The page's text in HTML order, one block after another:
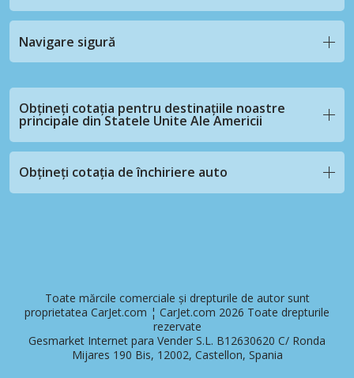
Navigare sigură
Obțineți cotația pentru destinațiile noastre
principale din Statele Unite Ale Americii
Obțineți cotația de închiriere auto
Toate mărcile comerciale și drepturile de autor sunt
proprietatea CarJet.com ¦ CarJet.com 2026 Toate drepturile
rezervate
Gesmarket Internet para Vender S.L. B12630620 C/ Ronda
Mijares 190 Bis, 12002, Castellon, Spania